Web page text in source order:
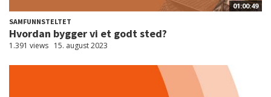
01:00:49
SAMFUNNSTELTET
Hvordan bygger vi et godt sted?
1.391 views 15. august 2023